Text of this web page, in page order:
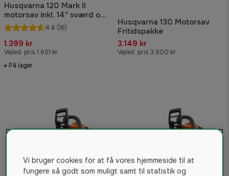
Husqvarna 120 Mark II
motorsav inkl. 14" sværd og
kæde
4.6 (16)
1.399 kr
Vejled. pris 1.651 kr
På lager
Husqvarna 130 Motorsav
Fritidspakke
3.149 kr
Vejled. pris 3.900 kr
Vi bruger cookies for at få vores hjemmeside til at
fungere så godt som muligt samt til statistik og